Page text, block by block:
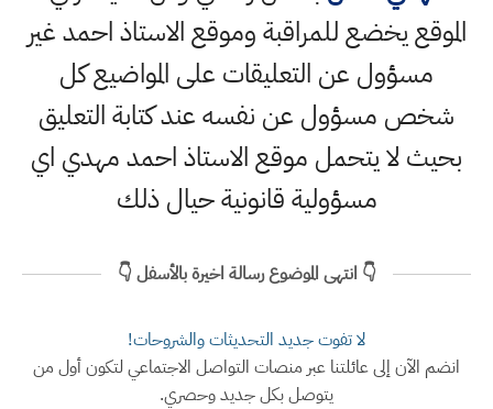
الموقع يخضع للمراقبة وموقع الاستاذ احمد غير
مسؤول عن التعليقات على المواضيع كل
شخص مسؤول عن نفسه عند كتابة التعليق
بحيث لا يتحمل موقع الاستاذ احمد مهدي اي
مسؤولية قانونية حيال ذلك
👇 انتهى الموضوع رسالة اخيرة بالأسفل 👇
لا تفوت جديد التحديثات والشروحات!
انضم الآن إلى عائلتنا عبر منصات التواصل الاجتماعي لتكون أول من
يتوصل بكل جديد وحصري.